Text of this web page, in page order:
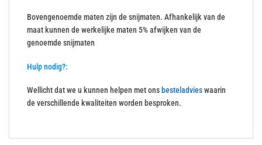
Bovengenoemde maten zijn de snijmaten. Afhankelijk van de
maat kunnen de werkelijke maten 5% afwijken van de
genoemde snijmaten
Hulp nodig?:
Wellicht dat we u kunnen helpen met ons besteladvieswaarin
de verschillende kwaliteiten worden besproken.